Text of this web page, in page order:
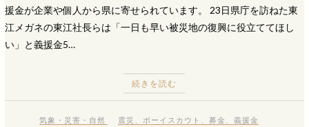
援金が企業や個人から県に寄せられています。 23日県庁を訪ねた東
江メガネの東江社長らは「一日も早い被災地の復興に役立ててほし
い」と義援金5…
続きを読む
気象・災害・自然 震災 ボーイスカウト 、募金 、義援金